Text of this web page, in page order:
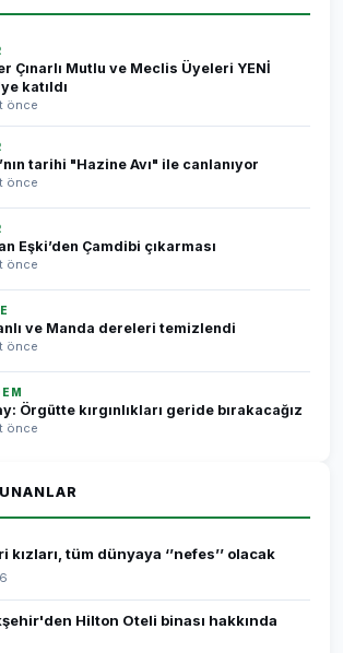
Çınarlı Mutlu ve Meclis Üyeleri YENİ
katıldı
önce
tarihi "Hazine Avı" ile canlanıyor
önce
Eşki’den Çamdibi çıkarması
önce
ve Manda dereleri temizlendi
önce
Örgütte kırgınlıkları geride bırakacağız
önce
tüm dünyaya ‘’nefes’’ olacak
Hilton Oteli binası hakkında